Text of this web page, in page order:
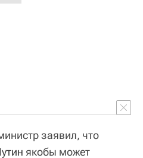
заявил, что
якобы может